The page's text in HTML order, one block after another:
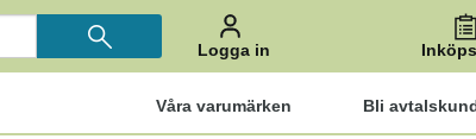
Logga in
Våra varumärken Bli